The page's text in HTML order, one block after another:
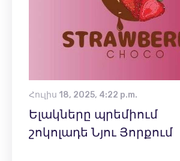
Հուլիս 18, 2025, 4:22 p.m.
Ելակները պրեմիում
շոկոլադե Նյու Յորքում